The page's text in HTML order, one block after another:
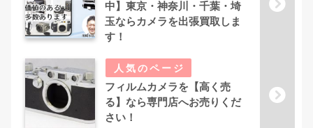
中】東京・神奈川・千葉・埼
玉ならカメラを出張買取しま
す！
フィルムカメラを【高く売
る】なら専門店へお売りくだ
さい！